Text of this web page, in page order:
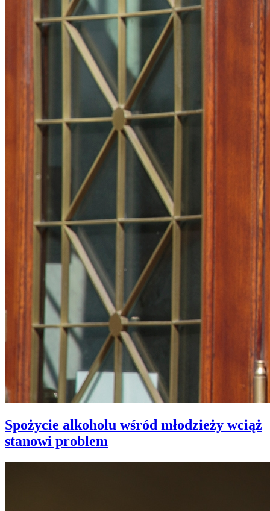
Spożycie alkoholu wśród młodzieży wciąż
stanowi problem